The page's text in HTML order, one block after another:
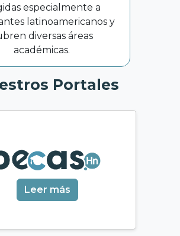
especialmente a
latinoamericanos y
diversas áreas
académicas.
Portales
Leer más